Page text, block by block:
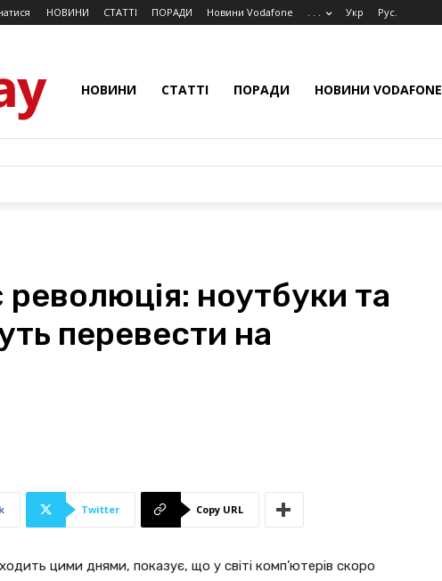
НОВИНИ СТАТТІ ПОРАДИ Новини Vodafone . . . Укр Рус.
НОВИНИ СТАТТІ ПОРАДИ НОВИНИ VODAFONE
революція: ноутбуки та
перевести на
Twitter Copy URL
цими днями, показує, що у світі комп’ютерів скоро